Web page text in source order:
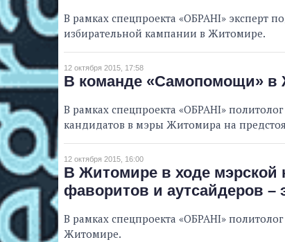
В рамках спецпроекта «ОБРАНІ» эксперт
избирательной кампании в Житомире.
12 октября 2015, 17:58
В команде «Самопомощи» в
В рамках спецпроекта «ОБРАНІ»
кандидатов в мэры Житомира на
12 октября 2015, 16:00
В Житомире в ходе мэрской
фаворитов и аутсайдеров –
В рамках спецпроекта «ОБРАНІ»
Житомире.